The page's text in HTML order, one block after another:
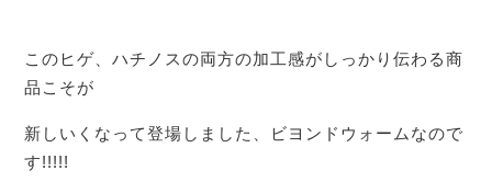
このヒゲ、ハチノスの両方の加工感がしっかり伝わる商
品こそが
新しいくなって登場しました、ビヨンドウォームなので
す!!!!!